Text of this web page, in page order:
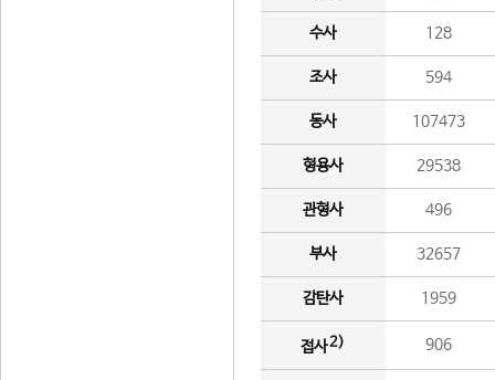
수사 128
조사 594
동사 107473
형용사 29538
관형사 496
부사 32657
감탄사 1959
접사2) 906